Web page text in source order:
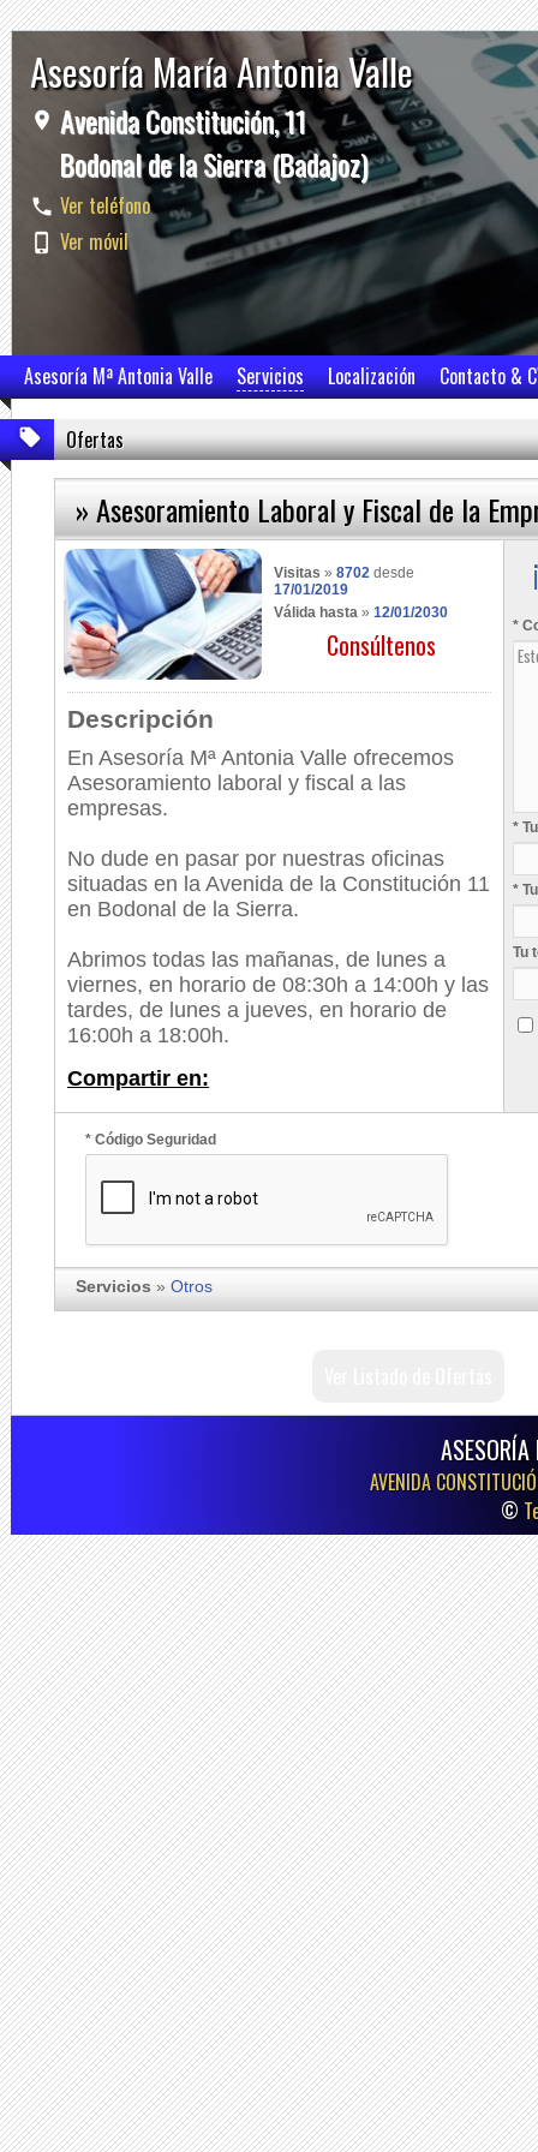
Asesoría María Antonia Valle
Avenida Constitución, 11
Bodonal de la Sierra (Badajoz)
Ver teléfono
Ver móvil
Asesoría Mª Antonia Valle Servicios Localización Contacto &
Ofertas
» Asesoramiento Laboral y Fiscal de la
Visitas » 8702 desde
17/01/2019
Válida hasta » 12/01/2030
Consúltenos
Descripción
En Asesoría Mª Antonia Valle ofrecemos
Asesoramiento laboral y fiscal a las
empresas.
No dude en pasar por nuestras oficinas
situadas en la Avenida de la Constitución 11
en Bodonal de la Sierra.
Abrimos todas las mañanas, de lunes a
viernes, en horario de 08:30h a 14:00h y las
tardes, de lunes a jueves, en horario de
16:00h a 18:00h.
Compartir en:
*
*
*
Tu
* Código Seguridad
Servicios » Otros
AVENIDA
©